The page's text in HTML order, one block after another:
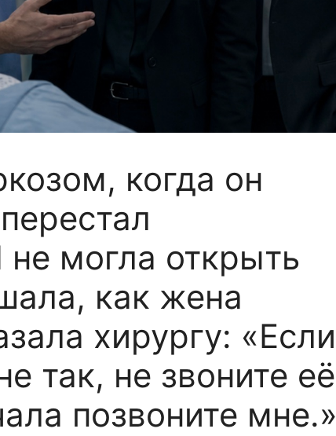
когда он
не могла открыть
как жена
хирургу: «Если
так, не звоните её
позвоните мне.»